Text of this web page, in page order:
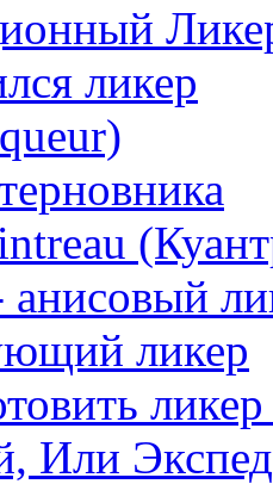
ликер
ликер
Или